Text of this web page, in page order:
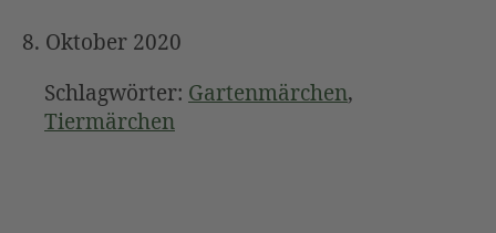
8. Oktober 2020
Schlagwörter: Gartenmärchen,
Tiermärchen